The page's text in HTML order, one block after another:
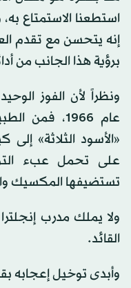
استطعنا الاستمتاع
إنه يتحسن مع تقدم
برؤية هذا الجانب من
ونظراً لأن الفوز
عام 1966،
«الأسود الثلاثة» إلى
على تحمل عبء
تستضيفها المكسيك
ولا يملك مدرب
القائد.
وأبدى توخيل إعجابه